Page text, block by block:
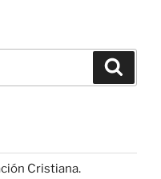
Cristiana.